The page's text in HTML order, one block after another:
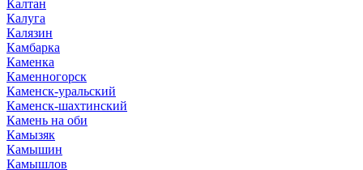
Калтан
Калуга
Калязин
Камбарка
Каменка
Каменногорск
Каменск-уральский
Каменск-шахтинский
Камень на оби
Камызяк
Камышин
Камышлов